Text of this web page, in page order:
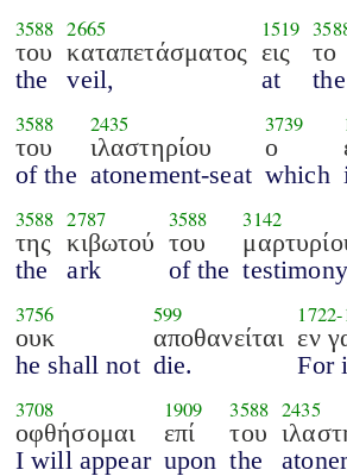
3588
του
the
2665
καταπετάσματος
veil,
1519
εις
at
το
the
3588
του
of the
2435
ιλαστηρίου
atonement-seat
3739
ο
which
3588
της
the
2787
κιβωτού
ark
3588
του
of the
3142
3756
ουκ
he shall not
599
αποθανείται
die.
1722-
εν
For
3708
οφθήσομαι
I will appear
1909
επί
upon
3588
του
the
2435